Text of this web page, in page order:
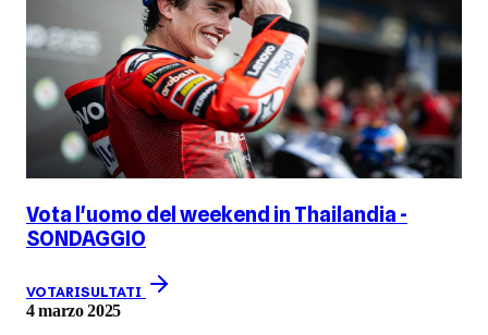
Vota l'uomo del weekend in Thailandia -
SONDAGGIO
VOTARISULTATI
4 marzo 2025